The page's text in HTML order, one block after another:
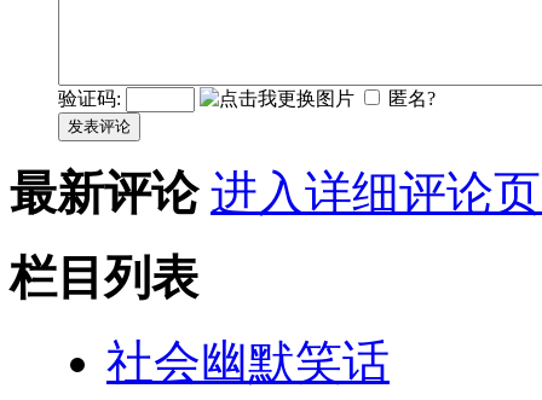
验证码: 匿名?
发表评论
最新评论 进入详细评论
栏目列表
社会幽默笑话